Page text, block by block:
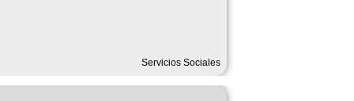
Servicios Sociales